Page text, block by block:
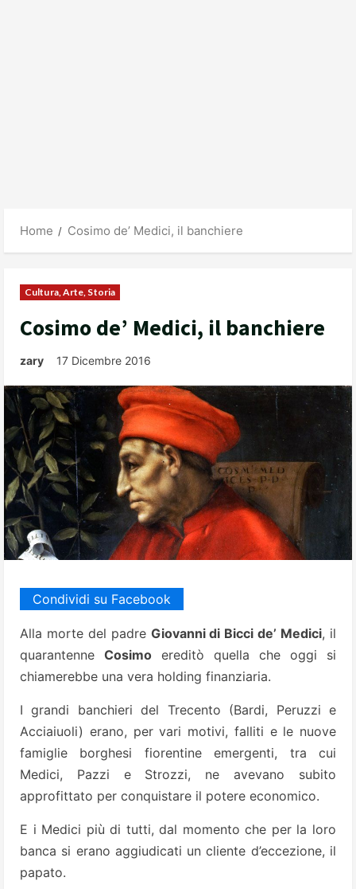
Home Cosimo de’ Medici, il banchiere
Cultura, Arte, Storia
Cosimo de’ Medici, il banchiere
zary 17 Dicembre 2016
Condividi su Facebook
Alla morte del padre Giovanni di Bicci de’ Medici, il
quarantenne Cosimo ereditò quella che oggi si
chiamerebbe una vera holding finanziaria.
I grandi banchieri del Trecento (Bardi, Peruzzi e
Acciaiuoli) erano, per vari motivi, falliti e le nuove
famiglie borghesi fiorentine emergenti, tra cui
Medici, Pazzi e Strozzi, ne avevano subito
approfittato per conquistare il potere economico.
E i Medici più di tutti, dal momento che per la loro
banca si erano aggiudicati un cliente d’eccezione, il
papato.